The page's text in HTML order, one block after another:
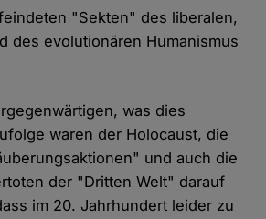
"Sekten" des liberalen,
des evolutionären Humanismus
was dies
waren der Holocaust, die
und auch die
der "Dritten Welt" darauf
im 20. Jahrhundert leider zu